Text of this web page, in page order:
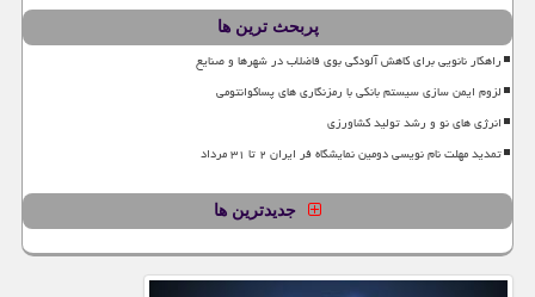
پربحث ترین ها
راهکار نانویی برای کاهش آلودگی بوی فاضلاب در شهرها و صنایع
لزوم ایمن سازی سیستم بانکی با رمزنگاری های پساکوانتومی
انرژی های نو و رشد تولید کشاورزی
تمدید مهلت نام نویسی دومین نمایشگاه فر ایران ۲ تا ۳۱ مرداد
جدیدترین ها